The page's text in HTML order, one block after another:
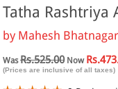
Tatha Rashtriya
by Mahesh Bhatnagar
WasRs.525.00Now
(Prices are inclusive of all taxes)